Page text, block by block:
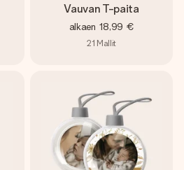
Vauvan T-paita
alkaen 18,99 €
21 Mallit